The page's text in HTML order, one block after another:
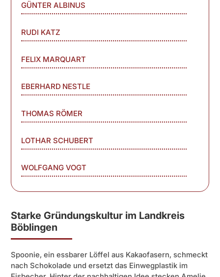
Starke Gründungskultur im Landkreis
Böblingen
Spoonie, ein essbarer Löffel aus Kakaofasern, schmeckt
nach Schokolade und ersetzt das Einwegplastik im
GÜNTER ALBINUS
RUDI KATZ
FELIX MARQUART
EBERHARD NESTLE
THOMAS RÖMER
LOTHAR SCHUBERT
WOLFGANG VOGT